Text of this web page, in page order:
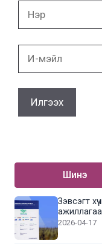
мэйл
Шинэ
Зэвсэгт
2026-04-17